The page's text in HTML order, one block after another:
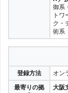
御系
トワ
ク・
術系
登録方法
オン
最寄りの拠
大阪